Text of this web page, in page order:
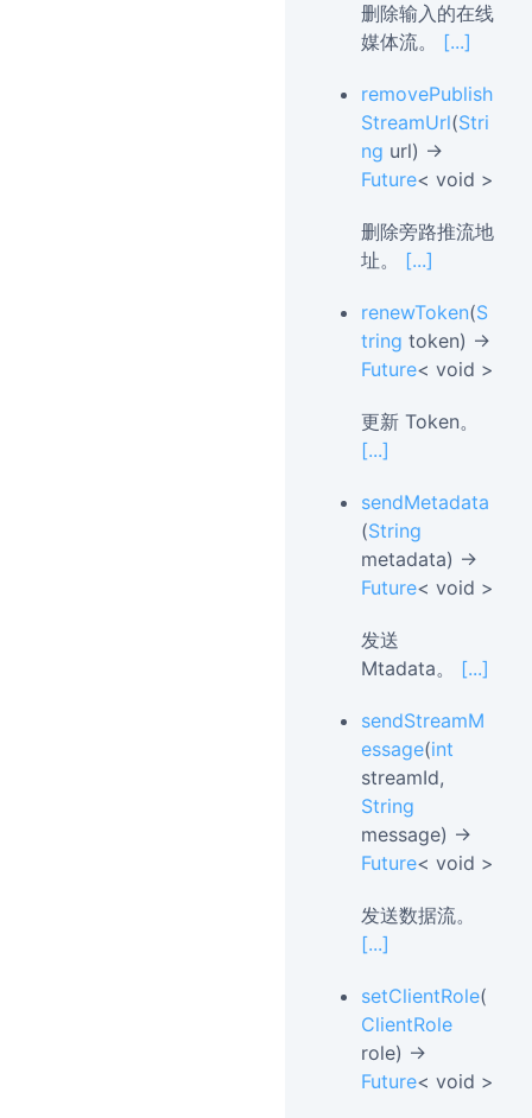
删除输入的在线
媒体流。 [...]
removePublish
StreamUrl(Stri
ng url) →
Future< void >
删除旁路推流地
址。 [...]
renewToken(S
tring token) →
Future< void >
更新 Token。
[...]
sendMetadata
(String
metadata) →
Future< void >
发送
Mtadata。 [...]
sendStreamM
essage(int
streamId,
String
message) →
Future< void >
发送数据流。
[...]
setClientRole(
ClientRole
role) →
Future< void >